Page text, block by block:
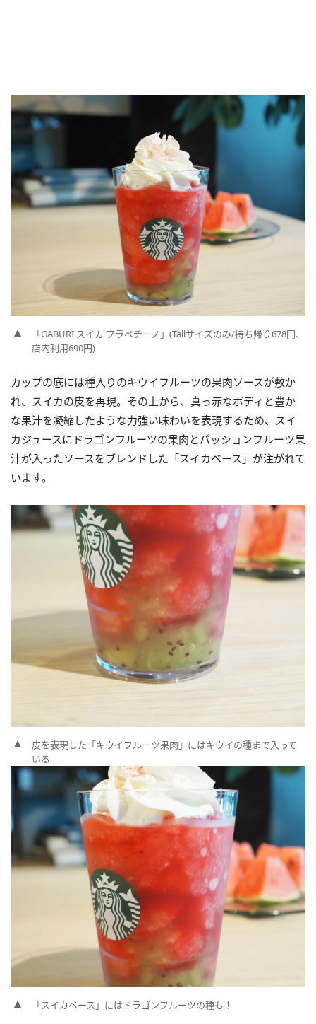
「GABURI スイカ フラペチーノ」(Tallサイズのみ/持ち帰り678円、
店内利用690円)
カップの底には種入りのキウイフルーツの果肉ソースが敷か
れ、スイカの皮を再現。その上から、真っ赤なボディと豊か
な果汁を凝縮したような力強い味わいを表現するため、スイ
カジュースにドラゴンフルーツの果肉とパッションフルーツ果
汁が入ったソースをブレンドした「スイカベース」が注がれて
います。
皮を表現した「キウイフルーツ果肉」にはキウイの種まで入って
いる
「スイカベース」にはドラゴンフルーツの種も！